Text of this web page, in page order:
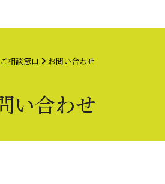
ご相談窓口 お問い合わせ
い合わせ